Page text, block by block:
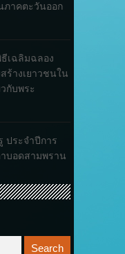
ภาคตะวันออก
เฉลิมฉลอง
ร้างเยาวชนใน
กับพระ
ประจำปีการ
บอดสามพราน